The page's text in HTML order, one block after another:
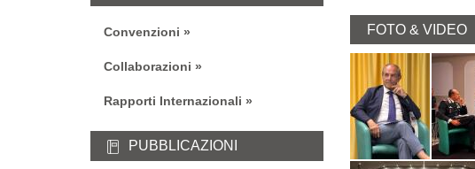
Convenzioni
Collaborazioni
Rapporti Internazionali
PUBBLICAZIONI
FOTO & VIDEO